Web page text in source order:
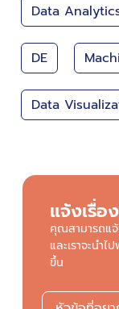
Data
DE
Data
แจ้งเรื่อ
คุณสามารถแจ้
และเราจะนำ
ขึ้น